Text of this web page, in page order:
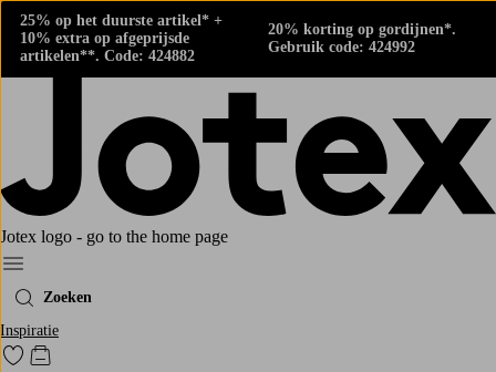
25% op het duurste artikel* +
10% extra op afgeprijsde
artikelen**. Code: 424882
20% korting op gordijnen*.
Gebruik code: 424992
Jotex logo - go to the home page
Menu
Zoeken
Inspiratie
Ga naar favoriet gemarkeerde producten
Go to checkout